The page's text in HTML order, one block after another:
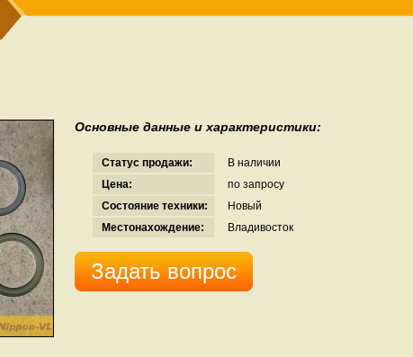
Основные данные и характеристики:
Статус продажи:
В наличии
Цена:
по запросу
Состояние техники:
Новый
Местонахождение:
Владивосток
Задать вопрос